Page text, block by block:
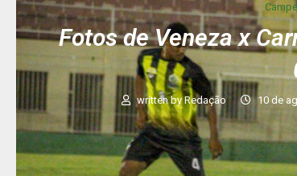
Fotos de Veneza x
written byRedação 10 de